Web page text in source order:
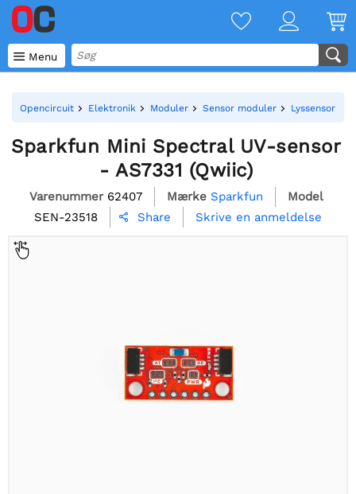
 Menu
Opencircuit Elektronik Moduler Sensor moduler Lyssensor
Sparkfun Mini Spectral UV-sensor
- AS7331 (Qwiic)
Varenummer 62407 Mærke Sparkfun
Model
SEN-23518
 Share Skrive en anmeldelse